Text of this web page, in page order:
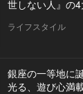
世しない人』の4
ライフスタイル
銀座の一等地に
光る、遊び心満